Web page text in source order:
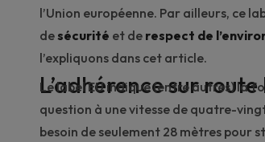
l’Union européenne. Par ailleurs, ce
desécurité et de respect de
l’expliquons dans cet article.
L’adhérence sur
Le label EU indique (entre autres) la
question à une vitesse de quatre-
besoin de seulement 28 mètres pour